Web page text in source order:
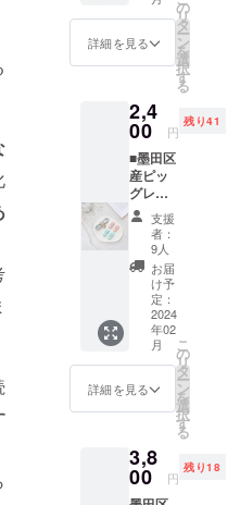
備考欄
より希
望の日
ト終了
以降で3
えくだ
さい。
※交通費
は発生
しませ
ん。 ※
有効期
限は、
プロ
ジェク
ト終了
から2ヶ
りま
す。
す。 ※
基本は
お店に
し合い
(厳しい
方はビ
デオ通
話)にな
りま
す。 ※
備考欄
より希
望の日
程を、
プロ
ジェク
ト終了
以降で3
日お伝
えくだ
※交通費
しませ
ん。 ※
り」を
一緒に
考えて
魅力的
にしま
しょ
う！ あ
なたの
イメー
ジが形
になる
かもし
れませ
ん。 日
程は、
なるべ
く要望
に沿う
よう調
整しま
す。 ※
ただい
ての話
し合い
詳細を見る
の
リ
タ
ー
ン
を
選
択
す
る
2,4
00 円
残り41
■墨田区
産ピッ
グレ
ザー
コード
クリッ
プ3色
セット
（ブ
ルー、
ピン
ク、
ベー
ジュ）
税込
2,400
(2024年
2月中の
お届け
支援
者：
9人
お届
け予
定：
2024
年02
月
詳細を見る
こ
の
リ
タ
ー
ン
を
選
択
す
る
3,8
00 円
残り18